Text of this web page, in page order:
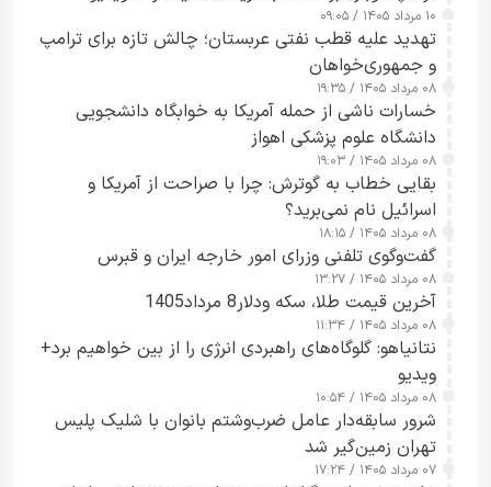
۱۰ مرداد ۱۴۰۵ / ۰۹:۰۵
تهدید علیه قطب نفتی عربستان؛ چالش تازه برای ترامپ
و جمهوری‌خواهان
۰۸ مرداد ۱۴۰۵ / ۱۹:۳۵
خسارات ناشی از حمله آمریکا به خوابگاه دانشجویی
دانشگاه علوم پزشکی اهواز
۰۸ مرداد ۱۴۰۵ / ۱۹:۰۳
بقایی خطاب به گوترش: چرا با صراحت از آمریکا و
اسرائیل نام نمی‌برید؟
۰۸ مرداد ۱۴۰۵ / ۱۸:۱۵
گفت‌وگوی تلفنی وزرای امور خارجه ایران و قبرس
۰۸ مرداد ۱۴۰۵ / ۱۳:۲۷
آخرین قیمت طلا، سکه ودلار8 مرداد1405
۰۸ مرداد ۱۴۰۵ / ۱۱:۳۴
نتانیاهو: گلوگاه‌های راهبردی انرژی را از بین خواهیم برد+
ویدیو
۰۸ مرداد ۱۴۰۵ / ۱۰:۵۴
شرور سابقه‌دار عامل ضرب‌وشتم بانوان با شلیک پلیس
تهران زمین‌گیر شد
۰۷ مرداد ۱۴۰۵ / ۱۷:۲۴